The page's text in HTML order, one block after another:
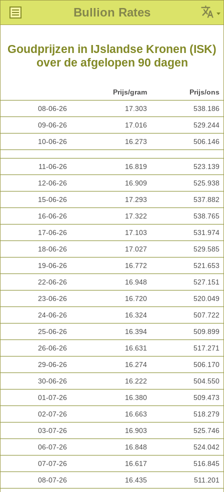
Bullion Rates
Goudprijzen in IJslandse Kronen (ISK)
over de afgelopen 90 dagen
Prijs/gram Prijs/ons
08-06-26 17.303 538.186
09-06-26 17.016 529.244
10-06-26 16.273 506.146
11-06-26 16.819 523.139
12-06-26 16.909 525.938
15-06-26 17.293 537.882
16-06-26 17.322 538.765
17-06-26 17.103 531.974
18-06-26 17.027 529.585
19-06-26 16.772 521.653
22-06-26 16.948 527.151
23-06-26 16.720 520.049
24-06-26 16.324 507.722
25-06-26 16.394 509.899
26-06-26 16.631 517.271
29-06-26 16.274 506.170
30-06-26 16.222 504.550
01-07-26 16.380 509.473
02-07-26 16.663 518.279
03-07-26 16.903 525.746
06-07-26 16.848 524.042
07-07-26 16.617 516.845
08-07-26 16.435 511.201